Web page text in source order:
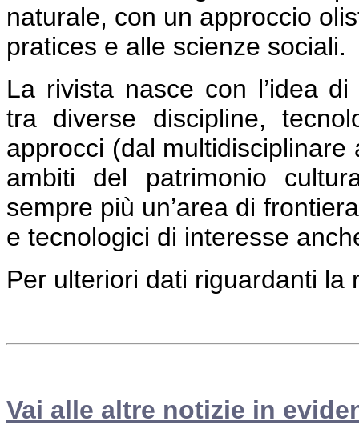
naturale, con un approccio
pratices e alle scienze sociali.
La rivista nasce con l’idea
tra diverse discipline,
approcci (dal
ambiti del patrimonio
sempre più un’area di
e tecnologici di interesse
Per ulteriori dati riguardanti
Vai alle altre notizie in